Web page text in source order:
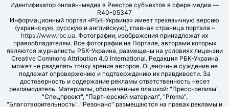
Идентификатор онлайн-медиа в Реестре субъектов в сфере медиа —
R40-05347
Информационный портал «РБК-Украина» имеет трехязычную версию
(украинскую, русскую и английскую), главная страница портала –
https://www.rbc.ua. Фотографии, изображения принадлежат их
правообладателям. Все фотографии на Портале, авторами которых
являются журналисты РБК-Украина, размещены на условиях лицензии
Creative Commons Attribution 4.0 International. Редакция РБК-Украина
может не разделять точку зрения авторов. Оценочные суждения не
подлежат опровержению и подтверждению их правдивости. За
достоверность и содержание рекламы ответственность несет
рекламодатель. Материалы, обозначенные плашкой: "Пресс-релизы",
"Спецпроект", "Партнерский материал", "Promo",
"Благотворительность", "Резонанс" размещаются на правах рекламы и